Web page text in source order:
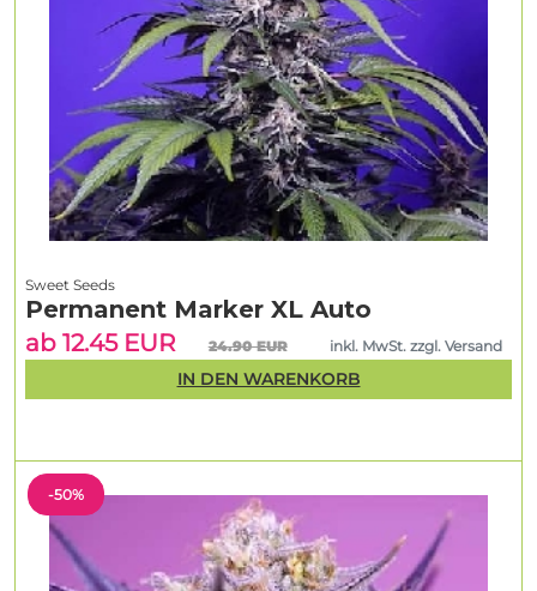
-50%
Sweet Seeds
Permanent Marker XL Auto
ab 12.45 EUR
24.90 EUR inkl. MwSt. zzgl. Versand
IN DEN WARENKORB